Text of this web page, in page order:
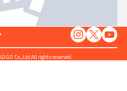
Co.,Ltd All rights reserved.